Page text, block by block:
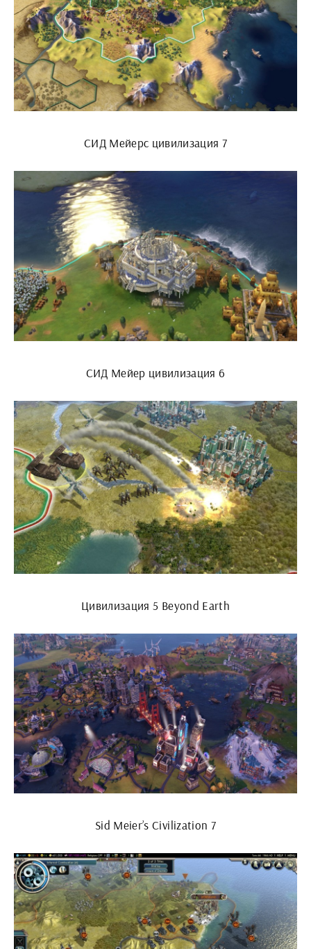
СИД Мейерс цивилизация 7
СИД Мейер цивилизация 6
Цивилизация 5 Beyond Earth
Sid Meier’s Civilization 7